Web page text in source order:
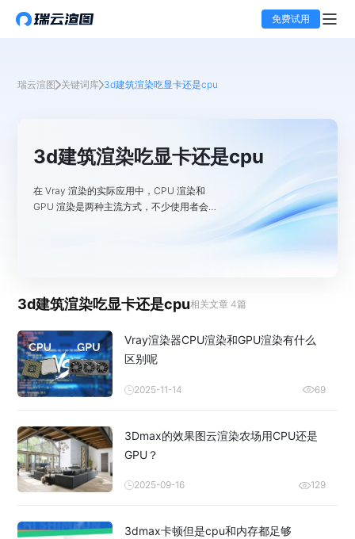
免费试用
瑞云渲图 关键词库 3d建筑渲染吃显卡还是cpu
3d建筑渲染吃显卡还是cpu
在 Vray 渲染的实际应用中，CPU 渲染和
GPU 渲染是两种主流方式，不少使用者会纠
限V
3d建筑渲染吃显卡还是cpu相关文章 4篇
Vray渲染器CPU渲染和GPU渲染有什么
区别呢
2025-11-14 69
3Dmax的效果图云渲染农场用CPU还是
GPU？
2025-09-16 129
3dmax卡顿但是cpu和内存都足够